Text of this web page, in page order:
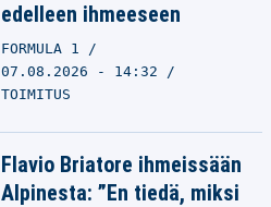
edelleen ihmeeseen
FORMULA 1
07.08.2026 - 14:32
TOIMITUS
Flavio Briatore ihmeissään
Alpinesta: ”En tiedä, miksi